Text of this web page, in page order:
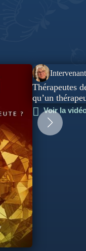
Intervenant
Thérapeutes
qu’un
Voir la